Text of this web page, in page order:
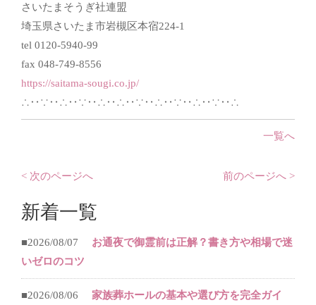
さいたまそうぎ社連盟
埼玉県さいたま市岩槻区本宿224-1
tel 0120-5940-99
fax 048-749-8556
https://saitama-sougi.co.jp/
∴‥∵‥∴‥∵‥∴‥∴‥∵‥∴‥∵‥∴‥∵‥∴
一覧へ
< 次のページへ 前のページへ >
新着一覧
■2026/08/07
お通夜で御霊前は正解？書き方や相場で迷
いゼロのコツ
■2026/08/06
家族葬ホールの基本や選び方を完全ガイ